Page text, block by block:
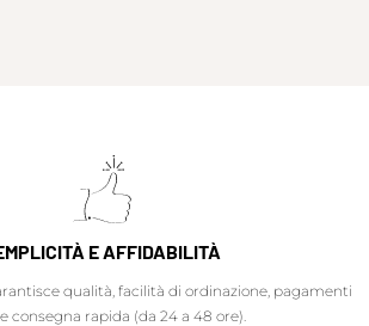
E AFFIDABILITÀ
qualità, facilità di ordinazione, pagamenti
consegna rapida (da 24 a 48 ore).